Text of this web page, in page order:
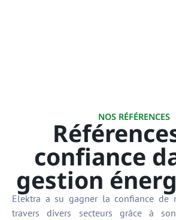
NOS RÉFÉRENCES
confiance
gestion
Elektra a su gagner la confiance de
travers divers secteurs grâce à